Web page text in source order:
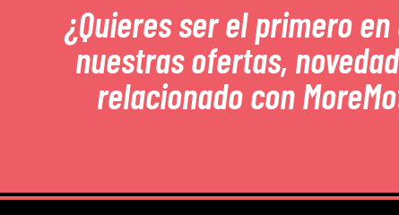
¿Quieres ser el primero
nuestras ofertas,
relacionado con